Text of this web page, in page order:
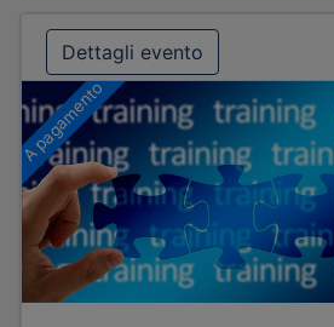
Dettagli evento
A pagamento